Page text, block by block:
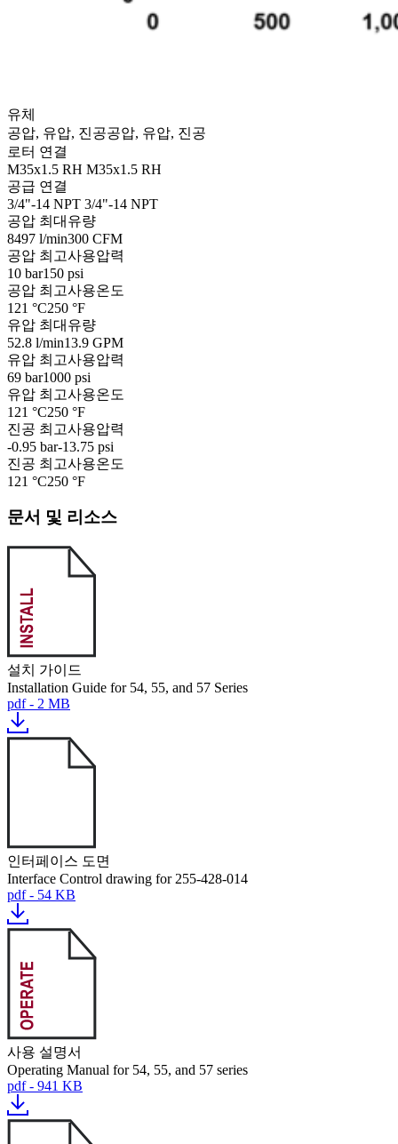
유체
공압, 유압, 진공공압, 유압, 진공
로터 연결
M35x1.5 RH M35x1.5 RH
공급 연결
3/4"-14 NPT 3/4"-14 NPT
공압 최대유량
8497 l/min300 CFM
공압 최고사용압력
10 bar150 psi
공압 최고사용온도
121 °C250 °F
유압 최대유량
52.8 l/min13.9 GPM
유압 최고사용압력
69 bar1000 psi
유압 최고사용온도
121 °C250 °F
진공 최고사용압력
-0.95 bar-13.75 psi
진공 최고사용온도
121 °C250 °F
문서 및 리소스
설치 가이드
Installation Guide for 54, 55, and 57 Series
pdf - 2 MB
인터페이스 도면
Interface Control drawing for 255-428-014
pdf - 54 KB
사용 설명서
Operating Manual for 54, 55, and 57 series
pdf - 941 KB